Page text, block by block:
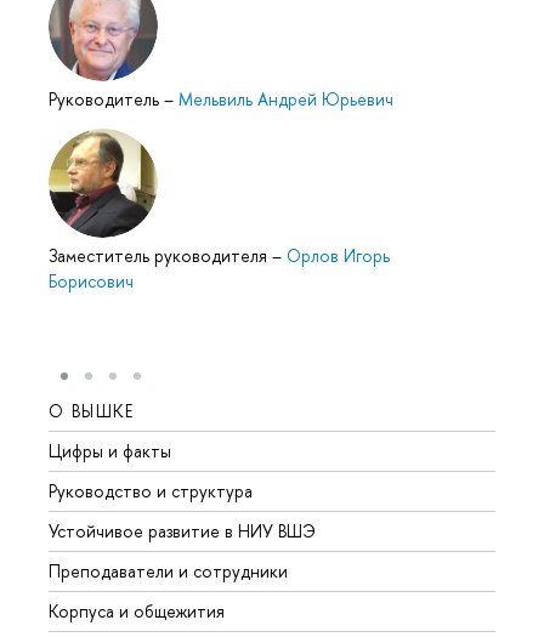
Руководитель – Мельвиль Андрей Юрьевич
Заместитель руководителя – Орлов Игорь
Борисович
О ВЫШКЕ
Цифры и факты
Руководство и структура
Устойчивое развитие в НИУ ВШЭ
Преподаватели и сотрудники
Корпуса и общежития